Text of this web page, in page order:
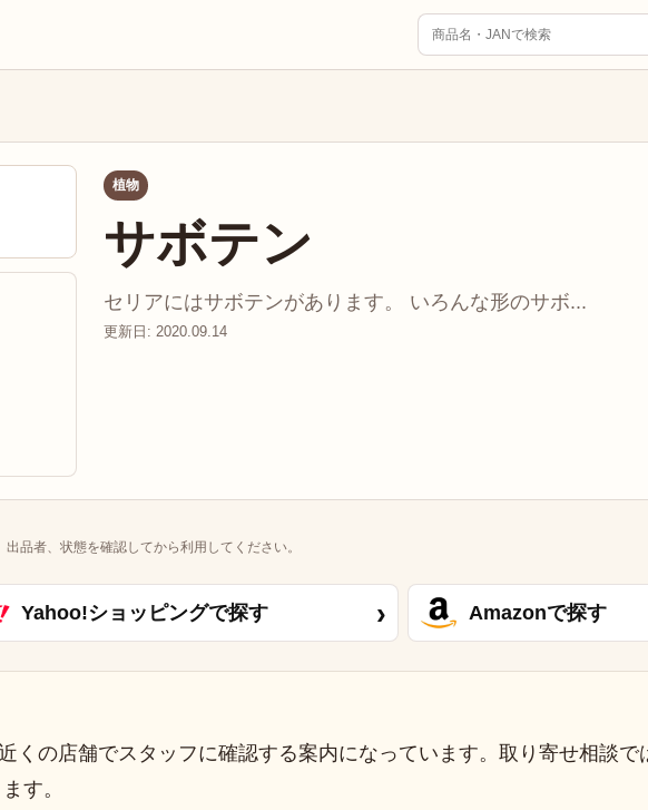
植物
サボテン
セリアにはサボテンがあります。 いろんな形のサボ...
更新日: 2020.09.14
品者、状態を確認してから利用してください。
Yahoo!ショッピングで探す › Amazonで探す
くの店舗でスタッフに確認する案内になっています。取り寄せ相談で
す。